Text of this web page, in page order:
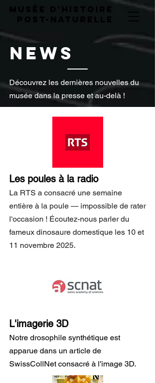
news
Découvrez les dernières nouvelles du
musée dans la presse et au-delà !
Les poules à la radio
La RTS a consacré une semaine
entière à la poule — impossible de rater
l'occasion ! Écoutez-nous parler du
fameux dinosaure domestique les 10 et
11 novembre 2025.
L'imagerie 3D
Notre drosophile synthétique est
apparue dans un article de
SwissCollNet consacré à l'image 3D.